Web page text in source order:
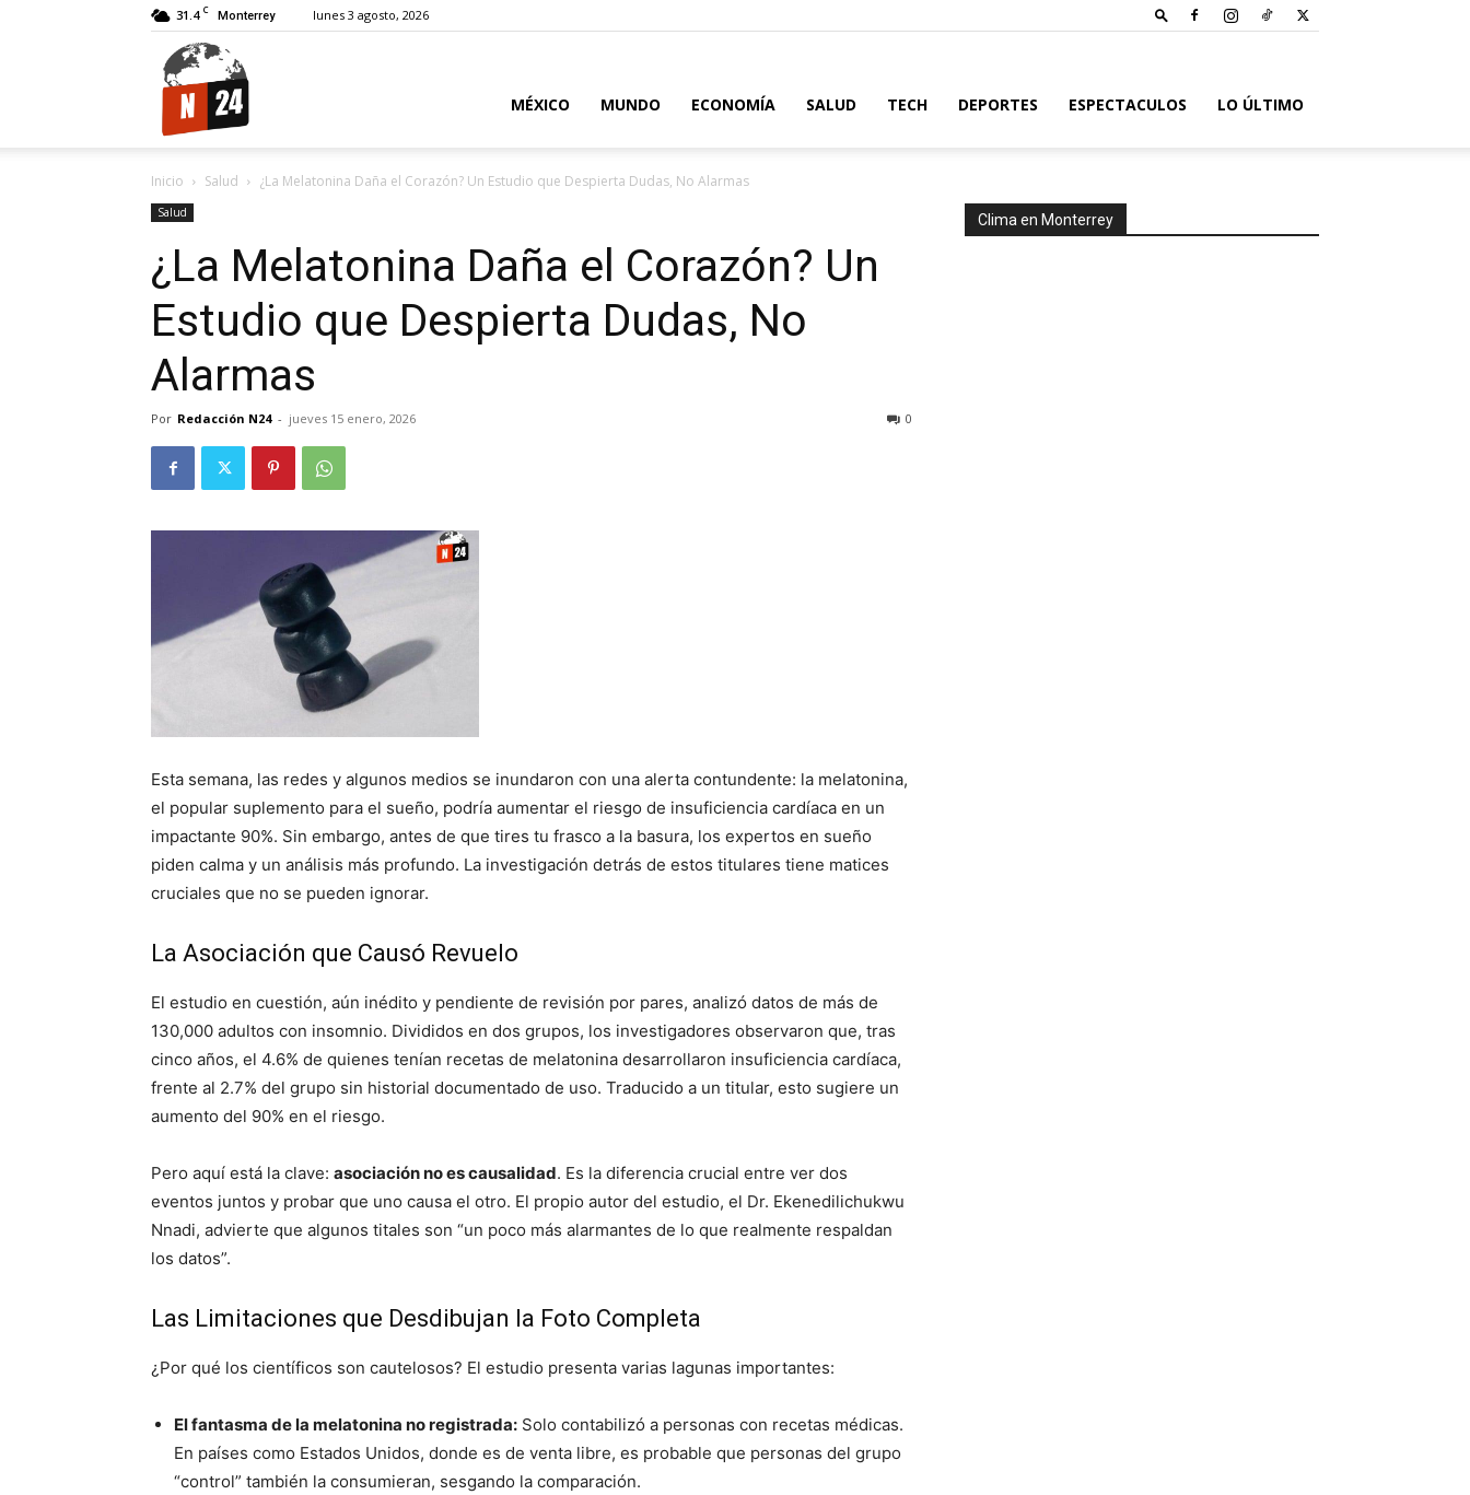
31.4 C Monterrey lunes 3 agosto, 2026
MÉXICO MUNDO ECONOMÍA SALUD TECH DEPORTES ESPECTACULOS LO ÚLTIMO
Inicio Salud ¿La Melatonina Daña el Corazón? Un Estudio que Despierta Dudas, No Alarmas
Salud
¿La Melatonina Daña el Corazón? Un
Estudio que Despierta Dudas, No
Alarmas
Por Redacción N24 - jueves 15 enero, 2026 0
Esta semana, las redes y algunos medios se inundaron con una alerta contundente: la melatonina,
el popular suplemento para el sueño, podría aumentar el riesgo de insuficiencia cardíaca en un
impactante 90%. Sin embargo, antes de que tires tu frasco a la basura, los expertos en sueño
piden calma y un análisis más profundo. La investigación detrás de estos titulares tiene matices
cruciales que no se pueden ignorar.
La Asociación que Causó Revuelo
El estudio en cuestión, aún inédito y pendiente de revisión por pares, analizó datos de más de
130,000 adultos con insomnio. Divididos en dos grupos, los investigadores observaron que, tras
cinco años, el 4.6% de quienes tenían recetas de melatonina desarrollaron insuficiencia cardíaca,
frente al 2.7% del grupo sin historial documentado de uso. Traducido a un titular, esto sugiere un
aumento del 90% en el riesgo.
Pero aquí está la clave: asociación no es causalidad. Es la diferencia crucial entre ver dos
eventos juntos y probar que uno causa el otro. El propio autor del estudio, el Dr. Ekenedilichukwu
Nnadi, advierte que algunos titales son “un poco más alarmantes de lo que realmente respaldan
los datos”.
Las Limitaciones que Desdibujan la Foto Completa
¿Por qué los científicos son cautelosos? El estudio presenta varias lagunas importantes:
El fantasma de la melatonina no registrada: Solo contabilizó a personas con recetas médicas.
En países como Estados Unidos, donde es de venta libre, es probable que personas del grupo
“control” también la consumieran, sesgando la comparación.
Clima en Monterrey